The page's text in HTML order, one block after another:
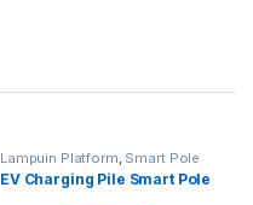
Lampuin Platform Smart Pole
EV Charging Pile Smart Pole